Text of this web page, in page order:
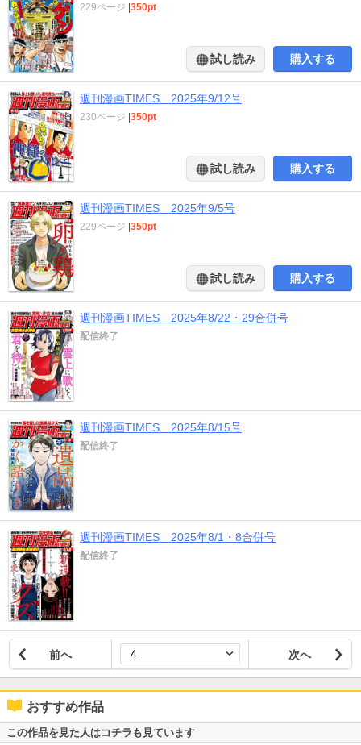
229ページ |350pt
試し読み 購入する
週刊漫画TIMES 2025年9/12号
230ページ |350pt
試し読み 購入する
週刊漫画TIMES 2025年9/5号
229ページ |350pt
試し読み 購入する
週刊漫画TIMES 2025年8/22・29合併号
配信終了
週刊漫画TIMES 2025年8/15号
配信終了
週刊漫画TIMES 2025年8/1・8合併号
配信終了
前へ 次へ
おすすめ作品
この作品を見た人はコチラも見ています